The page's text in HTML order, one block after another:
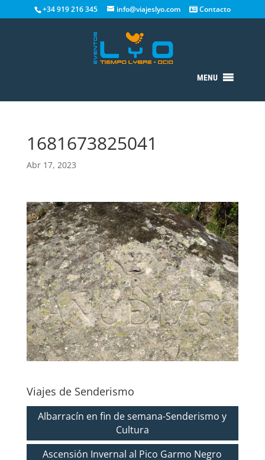
+34 919 216 345 info@viajeslyo.com Contacto
MENU
1681673825041
Abr 17, 2023
Viajes de Senderismo
Albarracín en fin de semana-Senderismo y
Cultura
Ascensión Invernal al Pico Garmo Negro